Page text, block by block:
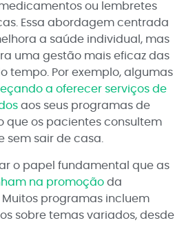
ou lembretes
Essa abordagem centrada
a saúde individual, mas
uma gestão mais eficaz das
tempo. Por exemplo, algumas
a oferecer serviços de
aos seus programas de
que os pacientes consultem
sem sair de casa.
o papel fundamental que as
na promoção da
programas incluem
sobre temas variados, desde